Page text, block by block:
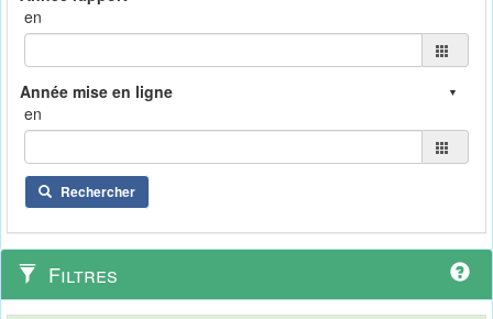
en
en
Rechercher
Filtres